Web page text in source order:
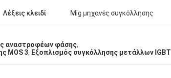
Λέξεις κλειδί Mig μηχανές συγκόλλησης
αναστροφέων φάσης,
MOS 3, Εξοπλισμός συγκόλλησης μετάλλων IGBT